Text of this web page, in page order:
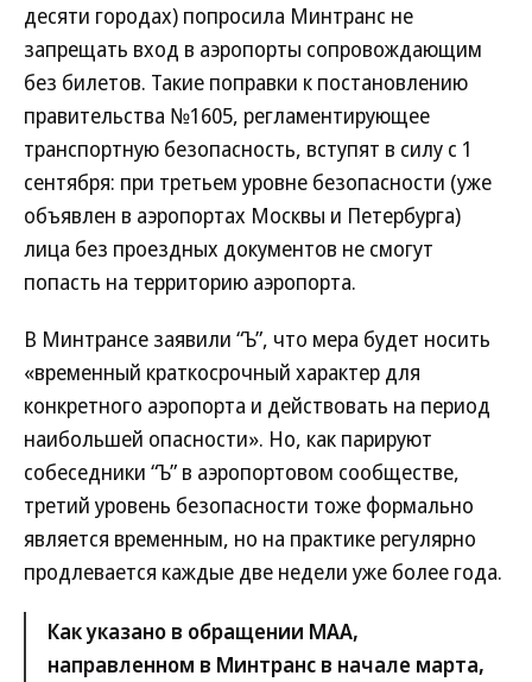
десяти городах) попросила Минтранс не
запрещать вход в аэропорты сопровождающим
без билетов. Такие поправки к постановлению
правительства №1605, регламентирующее
транспортную безопасность, вступят в силу с 1
сентября: при третьем уровне безопасности (уже
объявлен в аэропортах Москвы и Петербурга)
лица без проездных документов не смогут
попасть на территорию аэропорта.
В Минтрансе заявили “Ъ”, что мера будет носить
«временный краткосрочный характер для
конкретного аэропорта и действовать на период
наибольшей опасности». Но, как парируют
собеседники “Ъ” в аэропортовом сообществе,
третий уровень безопасности тоже формально
является временным, но на практике регулярно
продлевается каждые две недели уже более года.
Как указано в обращении МАА,
направленном в Минтранс в начале марта,